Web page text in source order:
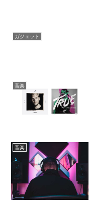
ガジェット
音楽
音楽